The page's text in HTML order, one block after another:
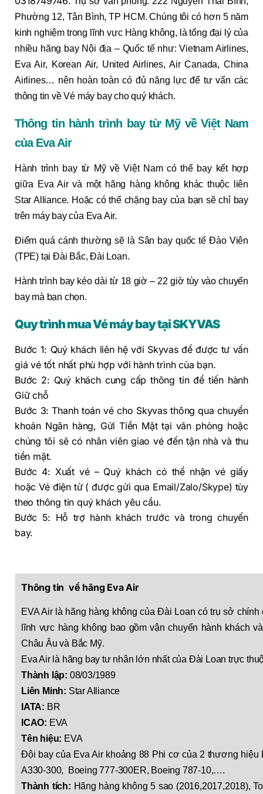
Phường 12, Tân Bình, TP HCM. Chúng tôi có hơn 5 năm
kinh nghiệm trong lĩnh vực Hàng không, là tổng đại lý của
nhiều hãng bay Nội địa – Quốc tế như: Vietnam Airlines,
Eva Air, Korean Air, United Airlines, Air Canada, China
Airlines… nên hoàn toàn có đủ năng lực để tư vấn các
thông tin về Vé máy bay cho quý khách.
Thông tin hành trình bay từ Mỹ về Việt Nam
của Eva Air
Hành trình bay từ Mỹ về Việt Nam có thể bay kết hợp
giữa Eva Air và một hãng hàng không khác thuộc liên
Star Alliance. Hoặc có thể chặng bay của bạn sẽ chỉ bay
trên máy bay của Eva Air.
Điểm quá cánh thường sẽ là Sân bay quốc tế Đào Viên
(TPE) tại Đài Bắc, Đài Loan.
Hành trình bay kéo dài từ 18 giờ – 22 giờ tùy vào chuyến
bay mà bạn chọn.
Quy trình mua Vé máy bay tại SKYVAS
Bước 1: Quý khách liên hệ với Skyvas để được tư vấn
giá vé tốt nhất phù hợp với hành trình của bạn.
Bước 2: Quý khách cung cấp thông tin để tiến hành
Giữ chỗ
Bước 3: Thanh toán vé cho Skyvas thông qua chuyển
khoản Ngân hàng, Gửi Tiền Mặt tại văn phòng hoặc
chúng tôi sẽ có nhân viên giao vé đến tận nhà và thu
tiền mặt.
Bước 4: Xuất vé – Quý khách có thể nhận vé giấy
hoặc Vé điện tử ( được gửi qua Email/Zalo/Skype) tùy
theo thông tin quý khách yêu cầu.
Bước 5: Hỗ trợ hành khách trước và trong chuyến
bay.
Thông tin về hãng Eva Air
EVA Air là hãng hàng không của Đài Loan có trụ sở
lĩnh vực hàng không bao gồm vận chuyển hành khách
Châu Âu và Bắc Mỹ.
Eva Air là hãng bay tư nhân lớn nhất của Đài Loan trực
Thành lập: 08/03/1989
Liên Minh: Star Alliance
IATA: BR
ICAO: EVA
Tên hiệu: EVA
Đội bay của Eva Air khoảng 88 Phi cơ của 2 thương hiệu
A330-300, Boeing 777-300ER, Boeing 787-10,….
Thành tích: Hãng hàng không 5 sao (2016,2017,2018),